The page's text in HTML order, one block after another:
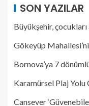
SON YAZILAR
Büyükşehir,
Gökeyüp
Bornova’ya 7
Karamürsel Plaj Yolu
Cansever